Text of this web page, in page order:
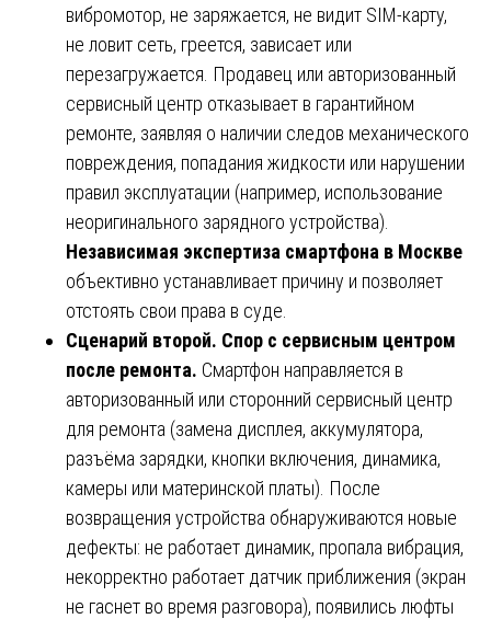
вибромотор, не заряжается, не видит SIM-карту,
не ловит сеть, греется, зависает или
перезагружается. Продавец или авторизованный
сервисный центр отказывает в гарантийном
ремонте, заявляя о наличии следов механического
повреждения, попадания жидкости или нарушении
правил эксплуатации (например, использование
неоригинального зарядного устройства).
Независимая экспертиза смартфона в Москве
объективно устанавливает причину и позволяет
отстоять свои права в суде.
Сценарий второй. Спор с сервисным центром
после ремонта. Смартфон направляется в
авторизованный или сторонний сервисный центр
для ремонта (замена дисплея, аккумулятора,
разъёма зарядки, кнопки включения, динамика,
камеры или материнской платы). После
возвращения устройства обнаруживаются новые
дефекты: не работает динамик, пропала вибрация,
некорректно работает датчик приближения (экран
не гаснет во время разговора), появились люфты